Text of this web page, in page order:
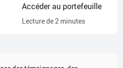
Accéder au portefeuille
Lecture de2 minutes